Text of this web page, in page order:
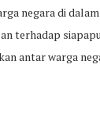
negara di
terhadap
antar warga